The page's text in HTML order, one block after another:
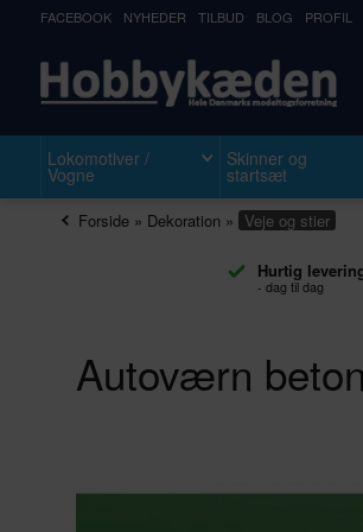
FACEBOOK NYHEDER TILBUD BLOG PROFIL
Lokomotiver /
Vogne
Skinner og
startsæt
Forside» Dekoration » Veje og stier
Hurtig
- dag til dag
Autoværn